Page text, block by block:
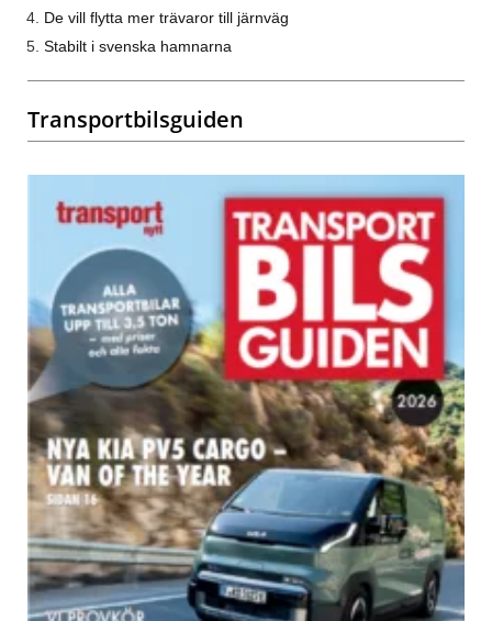
De vill flytta mer trävaror till järnväg
Stabilt i svenska hamnarna
Transportbilsguiden